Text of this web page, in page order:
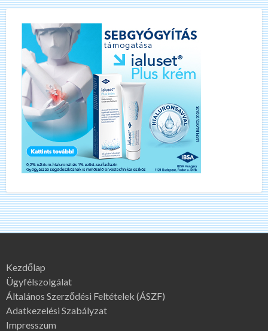
Kezdőlap
Ügyfélszolgálat
Általános Szerződési Feltételek (ÁSZF)
Adatkezelési Szabályzat
Impresszum